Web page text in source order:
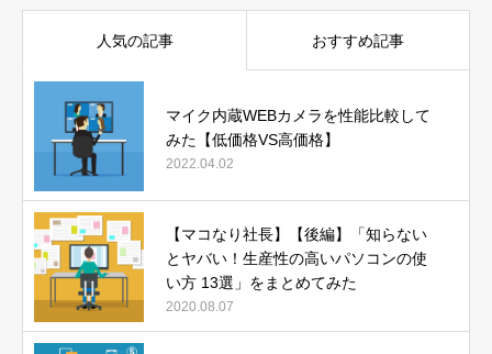
人気の記事 おすすめ記事
マイク内蔵WEBカメラを性能比較して
みた【低価格VS高価格】
2022.04.02
【マコなり社長】【後編】「知らない
とヤバい！生産性の高いパソコンの使
い方 13選」をまとめてみた
2020.08.07